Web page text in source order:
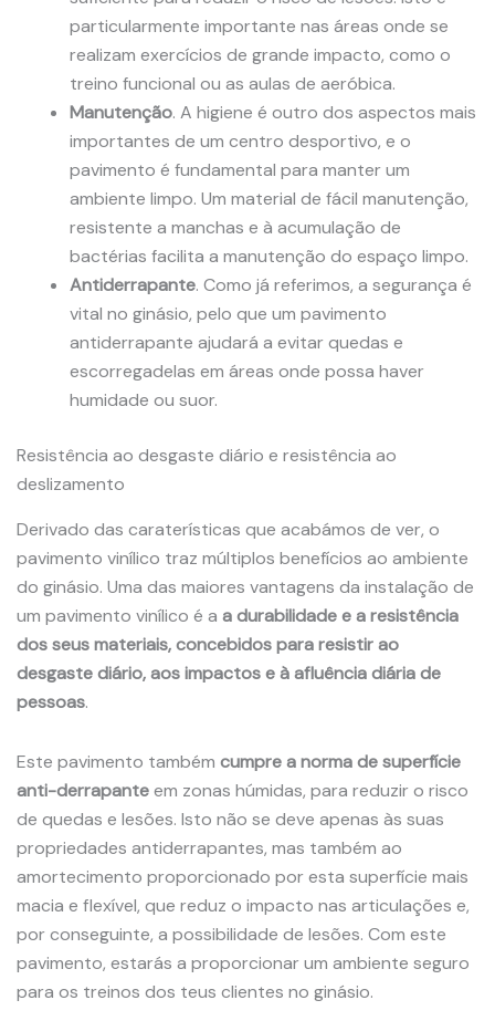
particularmente importante nas áreas onde se
realizam exercícios de grande impacto, como o
treino funcional ou as aulas de aeróbica.
Manutenção. A higiene é outro dos aspectos mais
importantes de um centro desportivo, e o
pavimento é fundamental para manter um
ambiente limpo. Um material de fácil manutenção,
resistente a manchas e à acumulação de
bactérias facilita a manutenção do espaço limpo.
Antiderrapante. Como já referimos, a segurança é
vital no ginásio, pelo que um pavimento
antiderrapante ajudará a evitar quedas e
escorregadelas em áreas onde possa haver
humidade ou suor.
Resistência ao desgaste diário e resistência ao
deslizamento
Derivado das caraterísticas que acabámos de ver, o
pavimento vinílico traz múltiplos benefícios ao ambiente
do ginásio. Uma das maiores vantagens da instalação de
um pavimento vinílico é a a durabilidade e a resistência
dos seus materiais, concebidos para resistir ao
desgaste diário, aos impactos e à afluência diária de
pessoas.
Este pavimento também cumpre a norma de superfície
anti-derrapanteem zonas húmidas, para reduzir o risco
de quedas e lesões. Isto não se deve apenas às suas
propriedades antiderrapantes, mas também ao
amortecimento proporcionado por esta superfície mais
macia e flexível, que reduz o impacto nas articulações e,
por conseguinte, a possibilidade de lesões. Com este
pavimento, estarás a proporcionar um ambiente seguro
para os treinos dos teus clientes no ginásio.